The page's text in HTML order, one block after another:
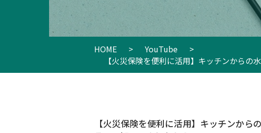
HOME > YouTube
>
【火災保険を便利に活用】キッチンから
【火災保険を便利に活用】キッチンか